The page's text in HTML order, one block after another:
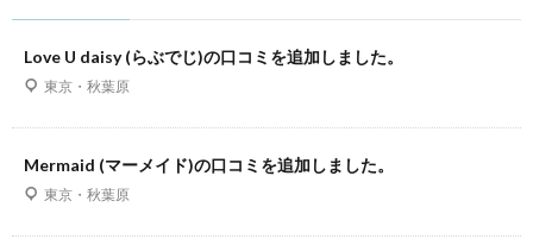
Love U daisy (らぶでじ)の口コミを追加しました。
東京・秋葉原
Mermaid (マーメイド)の口コミを追加しました。
東京・秋葉原